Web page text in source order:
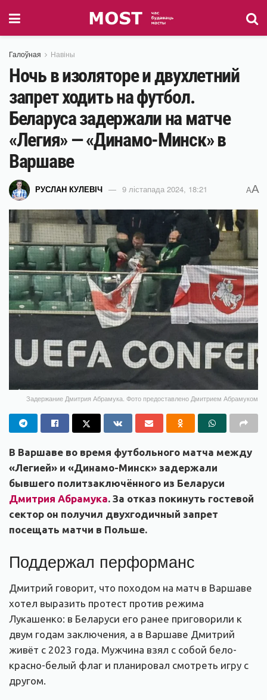
Галоўная Навіны
Ночь в изоляторе и двухлетний
запрет ходить на футбол.
Беларуса задержали на матче
«Легия» — «Динамо-Минск» в
Варшаве
РУСЛАН КУЛЕВІЧ 9 лістапада 2024, 18:21 AA
Задержание Дмитрия Абрамука. Фото предоставлено Дмитрием Абрамуком
В Варшаве во время футбольного матча между
«Легией» и «Динамо-Минск» задержали
бывшего политзаключённого из Беларуси
Дмитрия Абрамука. За отказ покинуть гостевой
сектор он получил двухгодичный запрет
посещать матчи в Польше.
Поддержал перформанс
Дмитрий говорит, что походом на матч в Варшаве
хотел выразить протест против режима
Лукашенко: в Беларуси его ранее приговорили к
двум годам заключения, а в Варшаве Дмитрий
живёт с 2023 года. Мужчина взял с собой бело-
красно-белый флаг и планировал смотреть игру с
другом.